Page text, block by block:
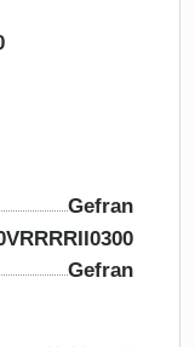
Gefran
Gefran